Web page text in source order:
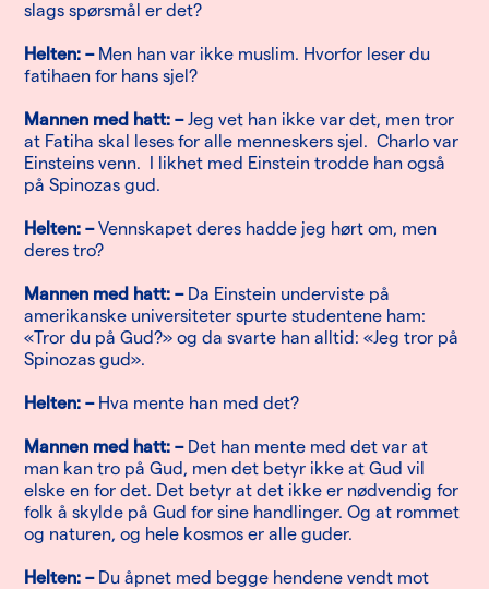
slags spørsmål er det?
Helten: – Men han var ikke muslim. Hvorfor leser du
fatihaen for hans sjel?
Mannen med hatt: –Jeg vet han ikke var det, men tror
at Fatiha skal leses for alle menneskers sjel. Charlo var
Einsteins venn. I likhet med Einstein trodde han også
på Spinozas gud.
Helten: –Vennskapet deres hadde jeg hørt om, men
deres tro?
Mannen med hatt: – Da Einstein underviste på
amerikanske universiteter spurte studentene ham:
«Tror du på Gud?» og da svarte han alltid: «Jeg tror på
Spinozas gud».
Helten: – Hva mente han med det?
Mannen med hatt: – Det han mente med det var at
man kan tro på Gud, men det betyr ikke at Gud vil
elske en for det. Det betyr at det ikke er nødvendig for
folk å skylde på Gud for sine handlinger. Og at rommet
og naturen, og hele kosmos er alle guder.
Helten: – Du åpnet med begge hendene vendt mot